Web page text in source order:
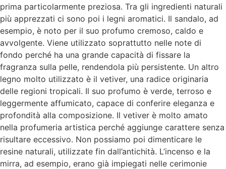
prima particolarmente preziosa. Tra gli ingredienti naturali
più apprezzati ci sono poi i legni aromatici. Il sandalo, ad
esempio, è noto per il suo profumo cremoso, caldo e
avvolgente. Viene utilizzato soprattutto nelle note di
fondo perché ha una grande capacità di fissare la
fragranza sulla pelle, rendendola più persistente. Un altro
legno molto utilizzato è il vetiver, una radice originaria
delle regioni tropicali. Il suo profumo è verde, terroso e
leggermente affumicato, capace di conferire eleganza e
profondità alla composizione. Il vetiver è molto amato
nella profumeria artistica perché aggiunge carattere senza
risultare eccessivo. Non possiamo poi dimenticare le
resine naturali, utilizzate fin dall’antichità. L’incenso e la
mirra, ad esempio, erano già impiegati nelle cerimonie